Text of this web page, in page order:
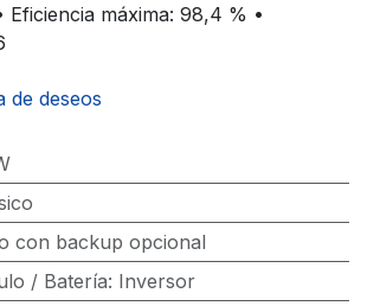
Eficiencia máxima: 98,4 % •
de deseos
con backup opcional
/ Batería: Inversor